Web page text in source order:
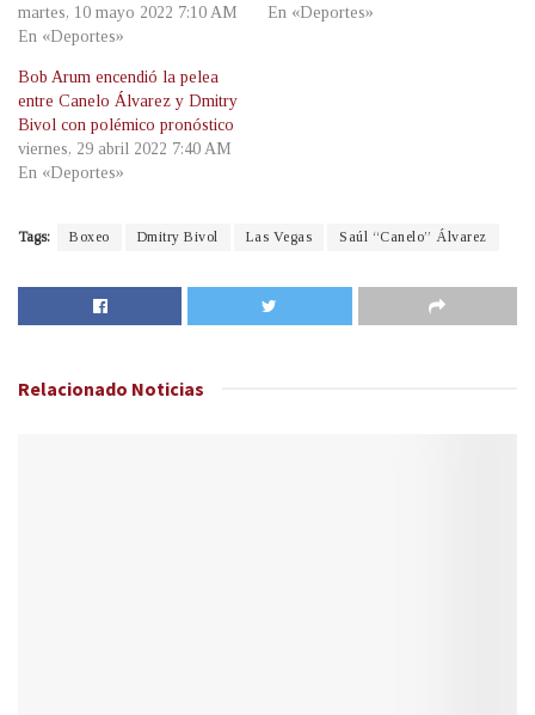
martes, 10 mayo 2022 7:10 AM
En «Deportes»
En «Deportes»
Bob Arum encendió la pelea
entre Canelo Álvarez y Dmitry
Bivol con polémico pronóstico
viernes, 29 abril 2022 7:40 AM
En «Deportes»
Tags: Boxeo Dmitry Bivol Las Vegas Saúl “Canelo” Álvarez
Relacionado Noticias